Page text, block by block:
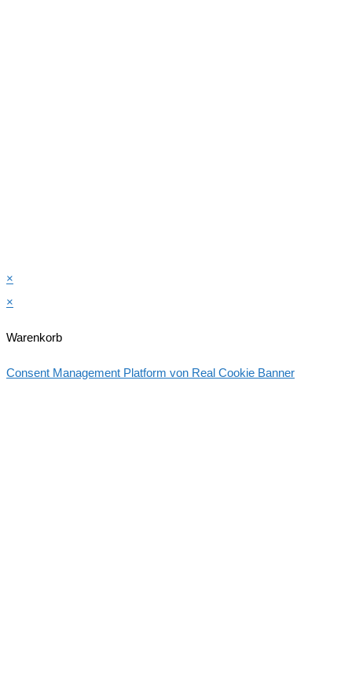
×
×
Warenkorb
Consent Management Platform von Real Cookie Banner